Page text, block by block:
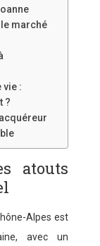
marché
vie :
?
atouts
Alpes est
avec un